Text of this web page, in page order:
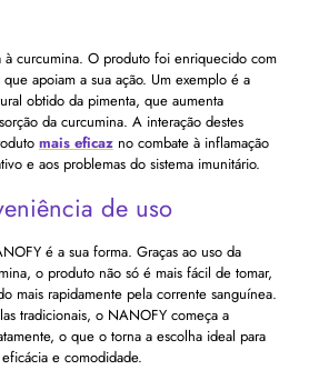
à curcumina. O produto foi enriquecido com
apoiam a sua ação. Um exemplo é a
obtido da pimenta, que aumenta
da curcumina. A interação destes
mais eficazno combate à inflamação
e aos problemas do sistema imunitário.
de uso
é a sua forma. Graças ao uso da
o produto não só é mais fácil de tomar,
mais rapidamente pela corrente sanguínea.
tradicionais, o NANOFY começa a
o que o torna a escolha ideal para
e comodidade.